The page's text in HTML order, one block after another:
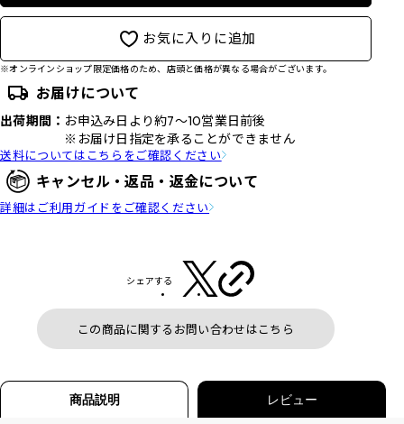
お気に入りに追加
※オンラインショップ限定価格のため、店頭と価格が異なる場合がございます。
お届けについて
出荷期間： お申込み日より約7～10営業日前後
※お届け日指定を承ることができません
送料についてはこちらをご確認ください
キャンセル・返品・返金について
詳細はご利用ガイドをご確認ください
シェアする
この商品に関するお問い合わせはこちら
商品説明 レビュー